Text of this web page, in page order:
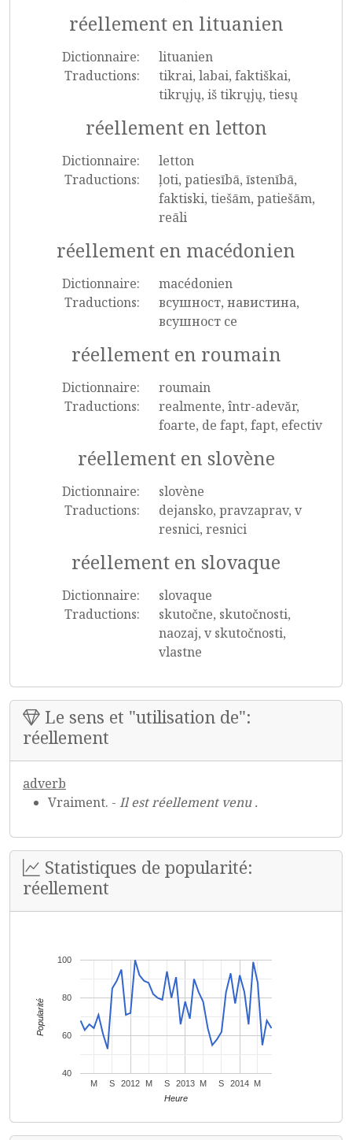
réellement en lituanien
Dictionnaire:
lituanien
Traductions:
tikrai, labai, faktiškai,
tikrųjų, iš tikrųjų, tiesų
réellement en letton
Dictionnaire:
letton
Traductions:
ļoti, patiesībā, īstenībā,
faktiski, tiešām, patiešām,
reāli
réellement en macédonien
Dictionnaire:
macédonien
Traductions:
всушност, навистина,
всушност се
réellement en roumain
Dictionnaire:
roumain
Traductions:
realmente, într-adevăr,
foarte, de fapt, fapt, efectiv
réellement en slovène
Dictionnaire:
slovène
Traductions:
dejansko, pravzaprav, v
resnici, resnici
réellement en slovaque
Dictionnaire:
slovaque
Traductions:
skutočne, skutočnosti,
naozaj, v skutočnosti,
vlastne
Le sens et "utilisation de":
réellement
adverb
Vraiment. - Il est réellement venu .
Statistiques de popularité:
réellement
2012 2013 2014
M S M S M S M
40
60
80
100
Heure
Popularité